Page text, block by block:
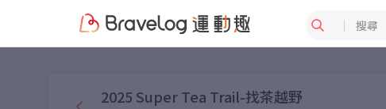
搜尋
2025 Super Tea Trail-找茶越野